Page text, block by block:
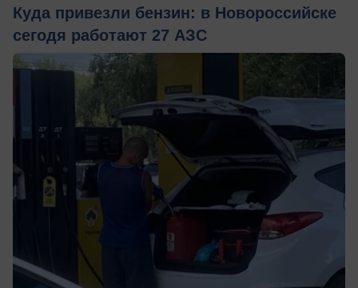
Куда привезли бензин: в Новороссийске
сегодя работают 27 АЗС